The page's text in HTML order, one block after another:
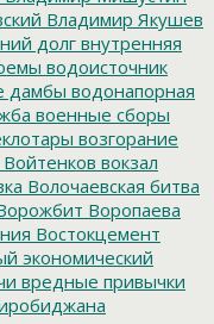
Владимир Якушев
долг внутренняя
водоисточник
дамбы водонапорная
военные сборы
возгорание
Войтенков вокзал
Волочаевская битва
Воропаева
Востокцемент
экономический
вредные привычки